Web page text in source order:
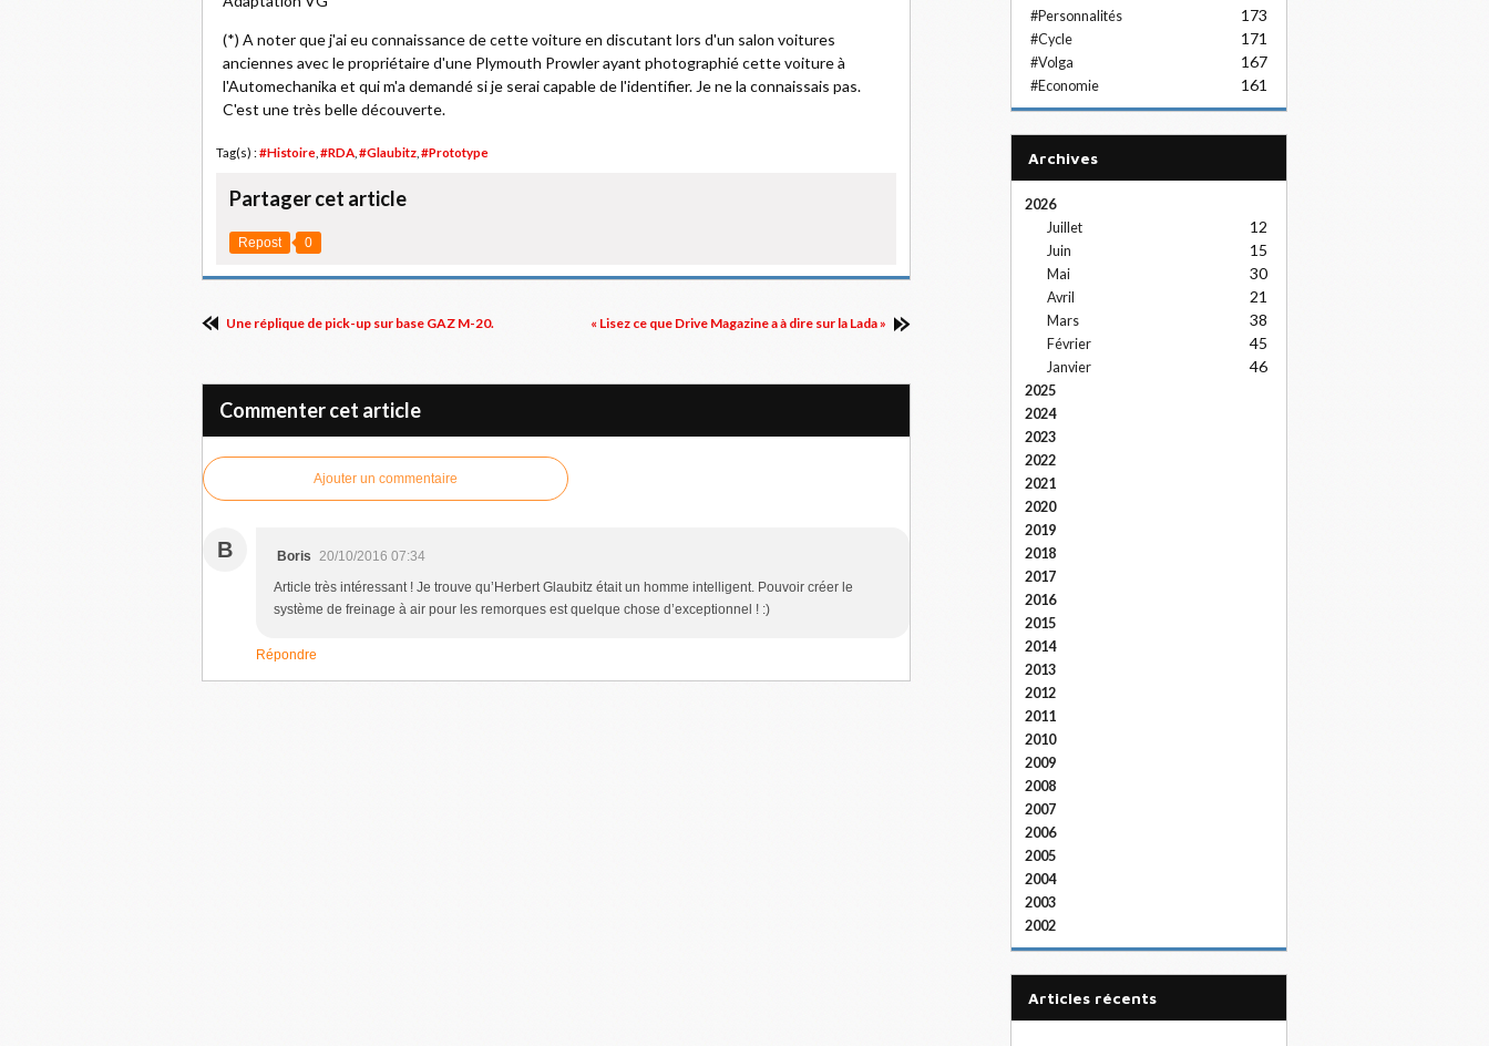
(*) A noter que j'ai eu connaissance de cette voiture en discutant lors d'un salon voitures
anciennes avec le propriétaire d'une Plymouth Prowler ayant photographié cette voiture à
l'Automechanika et qui m'a demandé si je serai capable de l'identifier. Je ne la connaissais pas.
C'est une très belle découverte.
Tag(s) : #Histoire #RDA #Glaubitz #Prototype
Partager cet article
Repost 0
Une réplique de pick-up sur base GAZ M-20. « Lisez ce que Drive Magazine a à dire sur la Lada »
Commenter cet article
Ajouter un commentaire
B Boris 20/10/2016 07:34
Article très intéressant ! Je trouve qu’Herbert Glaubitz était un homme intelligent. Pouvoir créer le
système de freinage à air pour les remorques est quelque chose d’exceptionnel ! :)
Répondre
#Personnalités 173
#Cycle 171
#Volga 167
#Economie 161
Archives
2026
Juillet
12
Juin 15
Mai 30
Avril 21
Mars 38
Février 45
Janvier 46
2025
2024
2023
2022
2021
2020
2019
2018
2017
2016
2015
2014
2013
2012
2011
2010
2009
2008
2007
2006
2005
2004
2003
2002
articles récents